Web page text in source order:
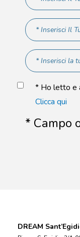
* Ho letto e
Clicca qui
* Campo
DREAM